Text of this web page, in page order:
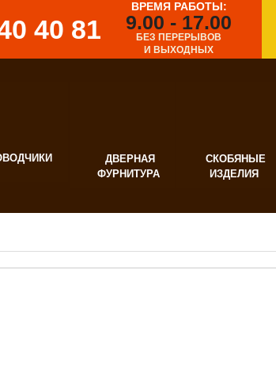
ДВЕРНАЯ
ФУРНИТУРА
СКОБЯНЫЕ
ИЗДЕЛИЯ
40 81
ВРЕМЯ РАБОТЫ:
9.00 - 17.00
БЕЗ ПЕРЕРЫВОВ
И ВЫХОДНЫХ